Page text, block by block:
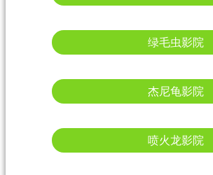
绿毛虫影院
杰尼龟影院
喷火龙影院